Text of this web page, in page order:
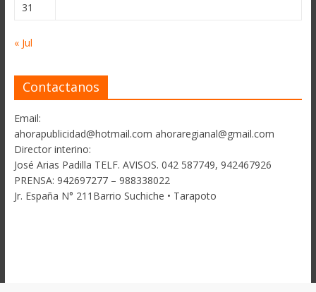
31
« Jul
Contactanos
Email:
ahorapublicidad@hotmail.com ahoraregianal@gmail.com
Director interino:
José Arias Padilla TELF. AVISOS. 042 587749, 942467926
PRENSA: 942697277 – 988338022
Jr. España N° 211Barrio Suchiche • Tarapoto